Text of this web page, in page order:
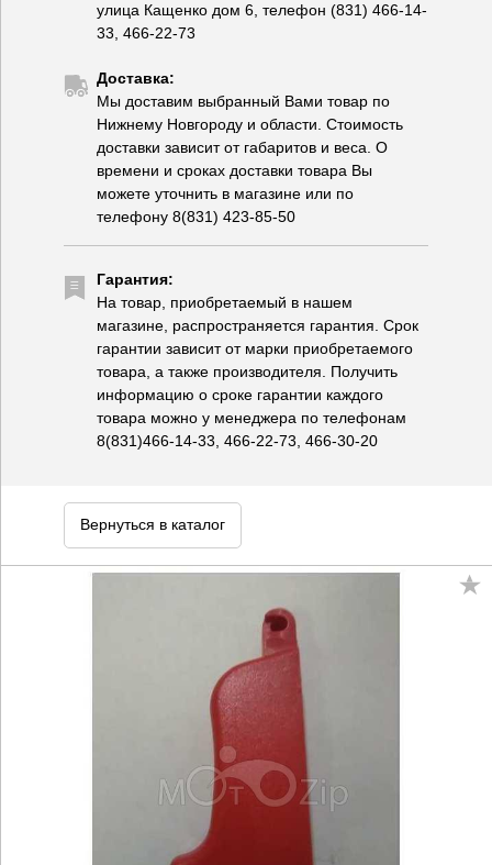
улица Кащенко дом 6, телефон (831) 466-14-
33, 466-22-73
Доставка:
Мы доставим выбранный Вами товар по
Нижнему Новгороду и области. Стоимость
доставки зависит от габаритов и веса. О
времени и сроках доставки товара Вы
можете уточнить в магазине или по
телефону 8(831) 423-85-50
Гарантия:
На товар, приобретаемый в нашем
магазине, распространяется гарантия. Срок
гарантии зависит от марки приобретаемого
товара, а также производителя. Получить
информацию о сроке гарантии каждого
товара можно у менеджера по телефонам
8(831)466-14-33, 466-22-73, 466-30-20
Вернуться в каталог